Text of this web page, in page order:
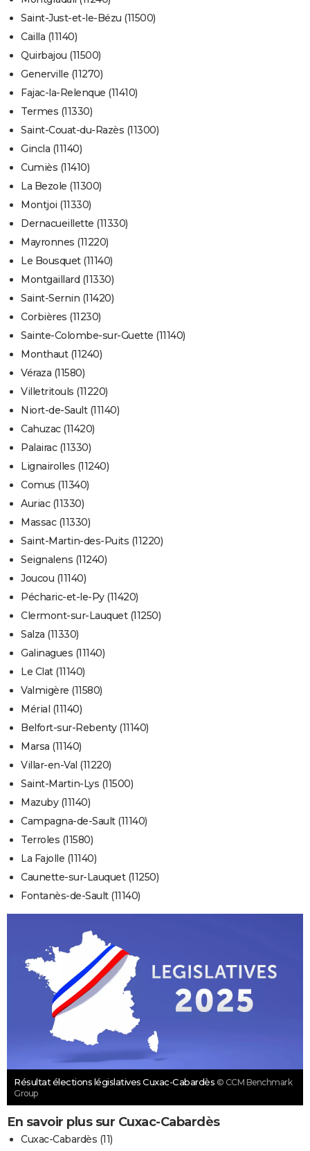
Saint-Just-et-le-Bézu (11500)
Cailla (11140)
Quirbajou (11500)
Generville (11270)
Fajac-la-Relenque (11410)
Termes (11330)
Saint-Couat-du-Razès (11300)
Gincla (11140)
Cumiès (11410)
La Bezole (11300)
Montjoi (11330)
Dernacueillette (11330)
Mayronnes (11220)
Le Bousquet (11140)
Montgaillard (11330)
Saint-Sernin (11420)
Corbières (11230)
Sainte-Colombe-sur-Guette (11140)
Monthaut (11240)
Véraza (11580)
Villetritouls (11220)
Niort-de-Sault (11140)
Cahuzac (11420)
Palairac (11330)
Lignairolles (11240)
Comus (11340)
Auriac (11330)
Massac (11330)
Saint-Martin-des-Puits (11220)
Seignalens (11240)
Joucou (11140)
Pécharic-et-le-Py (11420)
Clermont-sur-Lauquet (11250)
Salza (11330)
Galinagues (11140)
Le Clat (11140)
Valmigère (11580)
Mérial (11140)
Belfort-sur-Rebenty (11140)
Marsa (11140)
Villar-en-Val (11220)
Saint-Martin-Lys (11500)
Mazuby (11140)
Campagna-de-Sault (11140)
Terroles (11580)
La Fajolle (11140)
Caunette-sur-Lauquet (11250)
Fontanès-de-Sault (11140)
Résultat élections législatives Cuxac-Cabardès © CCM Benchmark
Group
En savoir plus sur Cuxac-Cabardès
Cuxac-Cabardès (11)